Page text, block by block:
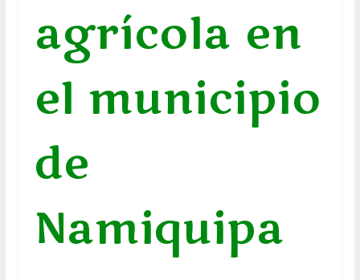
agrícola en
el municipio
de
Namiquipa